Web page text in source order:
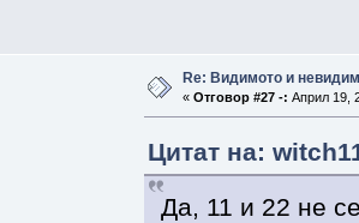
Re: Видимото и
« Отговор #27 -: Април 19,
Цитат на:
Да, 11 и 22 не